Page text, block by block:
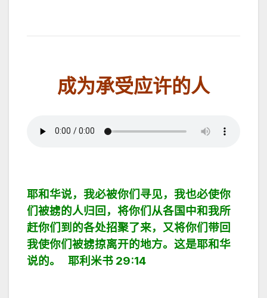
成为承受应许的人
耶和华说，我必被你们寻见，我也必使你
们被掳的人归回，将你们从各国中和我所
赶你们到的各处招聚了来，又将你们带回
我使你们被掳掠离开的地方。这是耶和华
说的。 耶利米书 29:14